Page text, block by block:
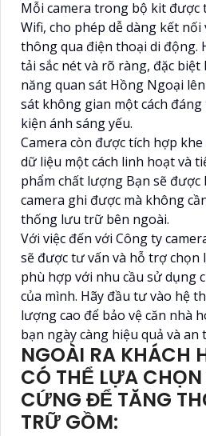
Mỗi camera trong bộ kit được
Wifi, cho phép dễ dàng kết nối
thông qua điện thoại di động.
tải sắc nét và rõ ràng, đặc biệt
năng quan sát Hồng Ngoại
sát không gian một cách
kiện ánh sáng yếu.
Camera còn được tích hợp
dữ liệu một cách linh hoạt và
phẩm chất lượng Bạn sẽ
camera ghi được mà không
thống lưu trữ bên ngoài.
Với việc đến với Công ty
sẽ được tư vấn và hỗ trợ chọn
phù hợp với nhu cầu sử dụng
của mình. Hãy đầu tư vào hệ
lượng cao để bảo vệ căn nhà
bạn ngày càng hiệu quả và an
NGOÀI RA KHÁCH
CÓ THỂ LỰA
CỨNG ĐỂ TĂNG
TRỮ GỒM: